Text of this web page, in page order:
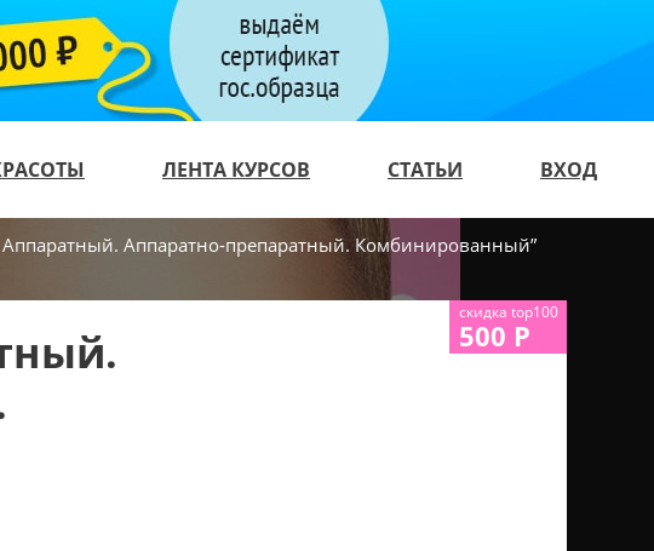
ЛЕНТА КУРСОВ СТАТЬИ ВХОД
Аппаратный. Аппаратно-препаратный. Комбинированный”
скидка top100
500 Р